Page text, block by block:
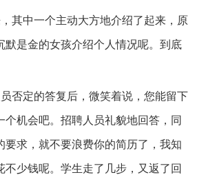
其中一个主动大方地介绍了起来，原
默是金的女孩介绍个人情况呢。到底
否定的答复后，微笑着说，您能留下
个机会吧。招聘人员礼貌地回答，同
要求，就不要浪费你的简历了，我知
不少钱呢。学生走了几步，又返了回